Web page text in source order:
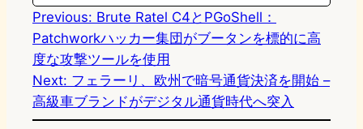
Previous: Brute Ratel C4とPGoShell：
Patchworkハッカー集団がブータンを標的に高
度な攻撃ツールを使用
Next: フェラーリ、欧州で暗号通貨決済を開始 –
高級車ブランドがデジタル通貨時代へ突入